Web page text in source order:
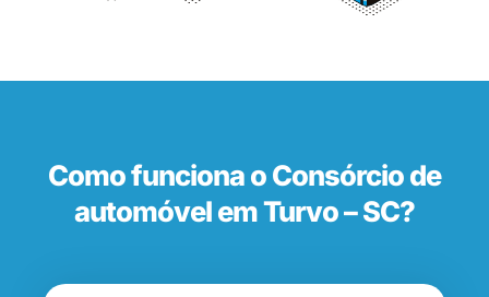
Como funciona o Consórcio de
automóvel em Turvo – SC?